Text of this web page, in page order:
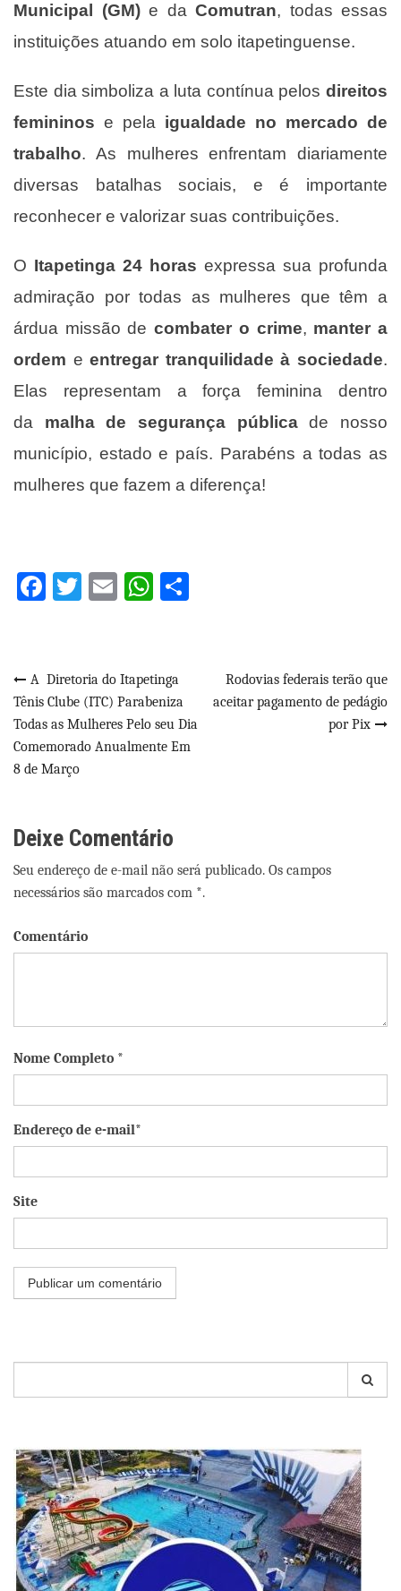
Municipal (GM)e da Comutran, todas essas
instituições atuando em solo itapetinguense.
Este dia simboliza a luta contínua pelos direitos
femininos e pela igualdade no mercado de
trabalho. As mulheres enfrentam diariamente
diversas batalhas sociais, e é importante
reconhecer e valorizar suas contribuições.
O Itapetinga 24 horas expressa sua profunda
admiração por todas as mulheres que têm a
árdua missão decombater o crime, manter a
ordem eentregar tranquilidade à sociedade.
Elas representam a força feminina dentro
da malha de segurança públicade nosso
município, estado e país. Parabéns a todas as
mulheres que fazem a diferença!
Facebook
Twitter
EmailWhatsApp
Navegação
de
Post
A Diretoria do Itapetinga
Tênis Clube (ITC) Parabeniza
Todas as Mulheres Pelo seu Dia
Comemorado Anualmente Em
8 de Março
Rodovias federais terão que
aceitar pagamento de pedágio
por Pix
Deixe Comentário
Seu endereço de e-mail não será publicado. Os campos
necessários são marcados com *.
Comentário
Nome Completo *
Endereço de e-mail*
Site
por: